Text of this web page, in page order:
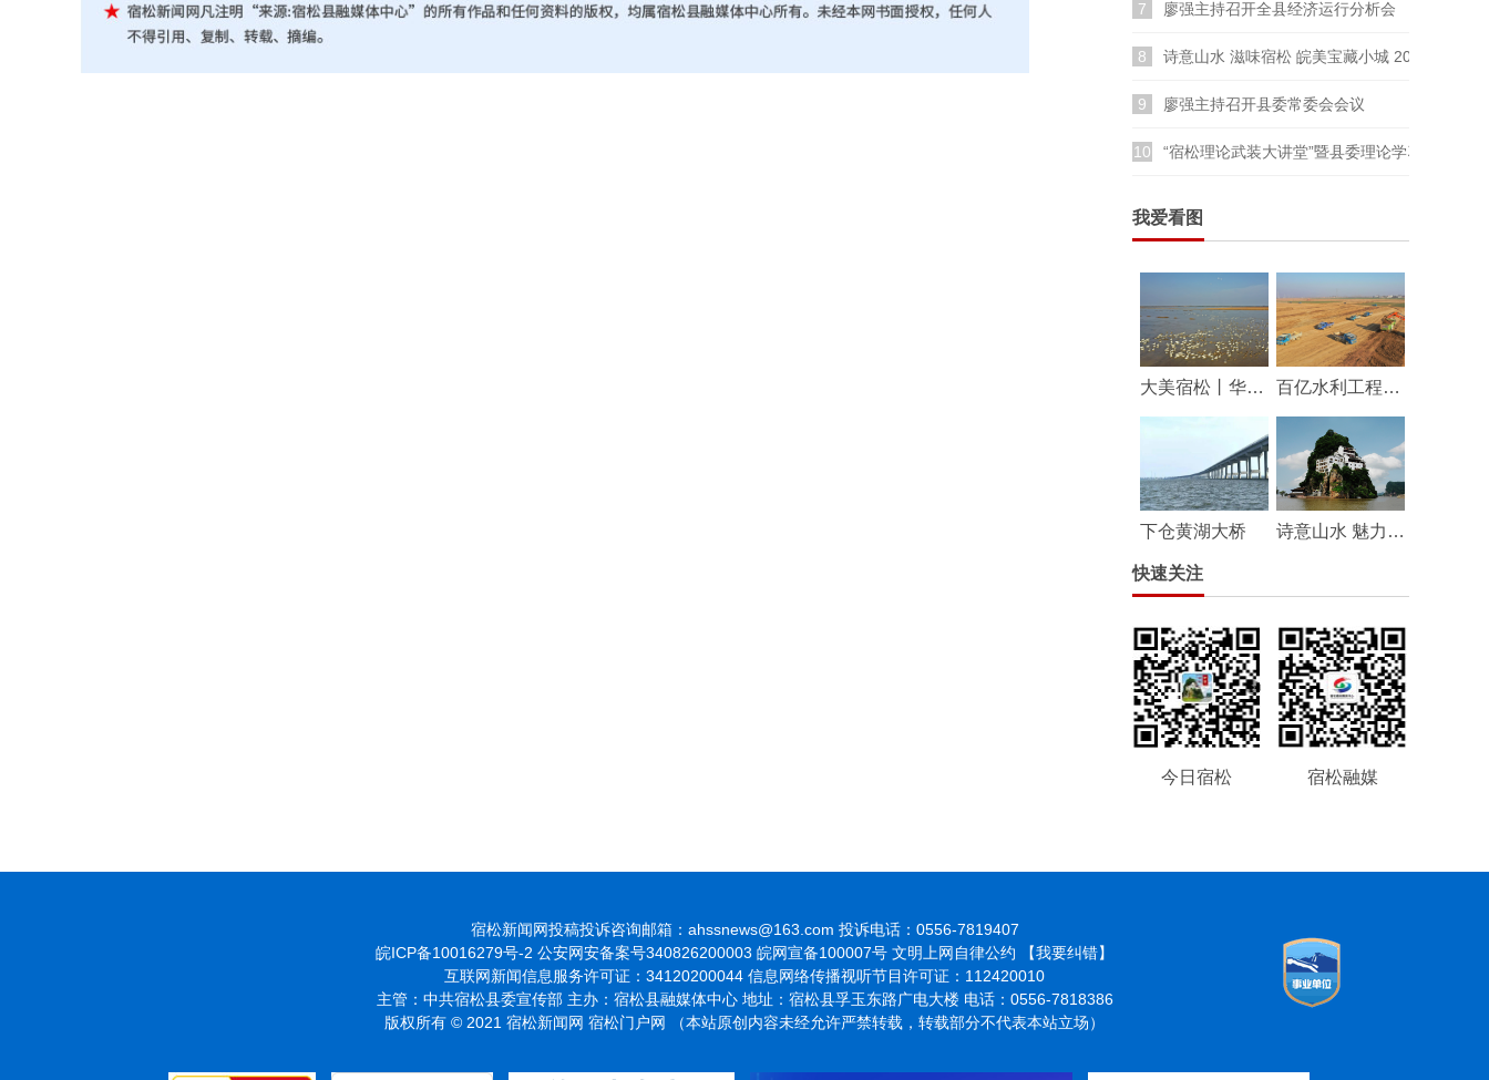
7 廖强主持召开全县经济运行分析会
8 诗意山水 滋味宿松 皖美宝藏小城 2026云裳宿
9 廖强主持召开县委常委会会议
10 “宿松理论武装大讲堂”暨县委理论学习中心组
我爱看图
大美宿松丨华阳河湖群湿地成鸟类乐园 百亿水利工程——华阳河蓄滞洪区工程建设持续推进
下仓黄湖大桥 诗意山水 魅力宿松
快速关注
今日宿松 宿松融媒
宿松新闻网投稿投诉咨询邮箱：ahssnews@163.com 投诉电话：0556-7819407
皖ICP备10016279号-2 公安网安备案号340826200003 皖网宣备100007号 文明上网自律公约
【我要纠错】
互联网新闻信息服务许可证：34120200044 信息网络传播视听节目许可证：112420010
主管：中共宿松县委宣传部 主办：宿松县融媒体中心 地址：宿松县孚玉东路广电大楼 电话：0556-7818386
版权所有 © 2021 宿松新闻网 宿松门户网 （本站原创内容未经允许严禁转载，转载部分不代表本站立场）